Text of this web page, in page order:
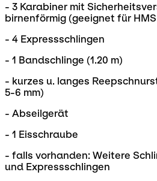
- 3 Karabiner mit
birnenförmig (geeignet für
- 4 Expressschlingen
- 1 Bandschlinge (1.20 m)
- kurzes u. langes
5-6 mm)
- Abseilgerät
- 1 Eisschraube
- falls vorhanden: Weitere
und Expressschlingen